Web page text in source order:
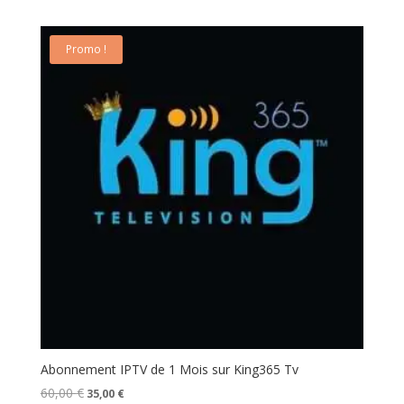
était :
30,00 €.
est :
Promo !
Abonnement IPTV de 1 Mois sur King365 Tv
60,00€ Le
35,00 €Le